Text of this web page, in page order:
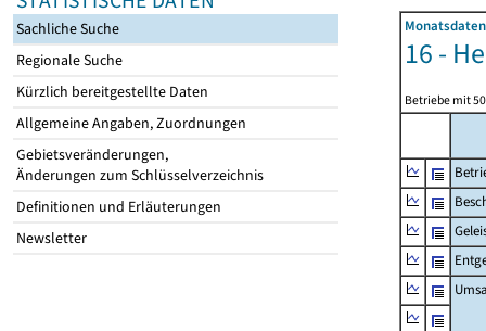
Sachliche Suche
Regionale Suche
Kürzlich bereitgestellte Daten
Allgemeine Angaben, Zuordnungen
Gebietsveränderungen,
Änderungen zum Schlüsselverzeichnis
Definitionen und Erläuterungen
Newsletter
16 -
Betriebe mit